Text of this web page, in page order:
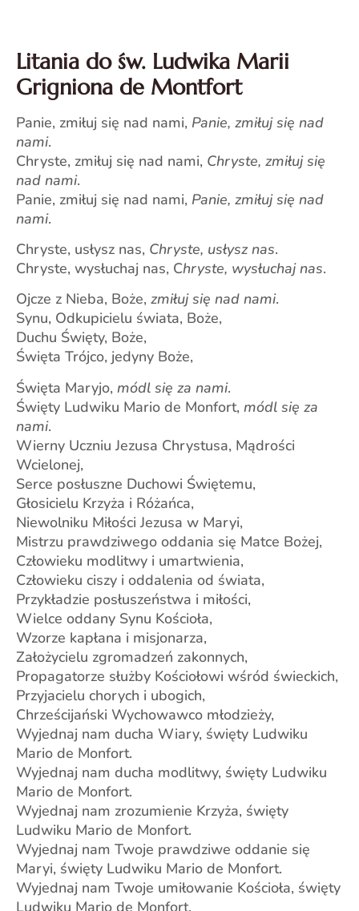
Litania do św. Ludwika Marii
Grigniona de Montfort
Panie, zmiłuj się nad nami, Panie, zmiłuj się nad
nami.
Chryste, zmiłuj się nad nami, Chryste, zmiłuj się
nad nami.
Panie, zmiłuj się nad nami, Panie, zmiłuj się nad
nami.
Chryste, usłysz nas, Chryste, usłysz nas.
Chryste, wysłuchaj nas, Chryste, wysłuchaj nas.
Ojcze z Nieba, Boże, zmiłuj się nad nami.
Synu, Odkupicielu świata, Boże,
Duchu Święty, Boże,
Święta Trójco, jedyny Boże,
Święta Maryjo, módl się za nami.
Święty Ludwiku Mario de Monfort, módl się za
nami.
Wierny Uczniu Jezusa Chrystusa, Mądrości
Wcielonej,
Serce posłuszne Duchowi Świętemu,
Głosicielu Krzyża i Różańca,
Niewolniku Miłości Jezusa w Maryi,
Mistrzu prawdziwego oddania się Matce Bożej,
Człowieku modlitwy i umartwienia,
Człowieku ciszy i oddalenia od świata,
Przykładzie posłuszeństwa i miłości,
Wielce oddany Synu Kościoła,
Wzorze kapłana i misjonarza,
Założycielu zgromadzeń zakonnych,
Propagatorze służby Kościołowi wśród świeckich,
Przyjacielu chorych i ubogich,
Chrześcijański Wychowawco młodzieży,
Wyjednaj nam ducha Wiary, święty Ludwiku
Mario de Monfort.
Wyjednaj nam ducha modlitwy, święty Ludwiku
Mario de Monfort.
Wyjednaj nam zrozumienie Krzyża, święty
Ludwiku Mario de Monfort.
Wyjednaj nam Twoje prawdziwe oddanie się
Maryi, święty Ludwiku Mario de Monfort.
Wyjednaj nam Twoje umiłowanie Kościoła, święty
Ludwiku Mario de Monfort.